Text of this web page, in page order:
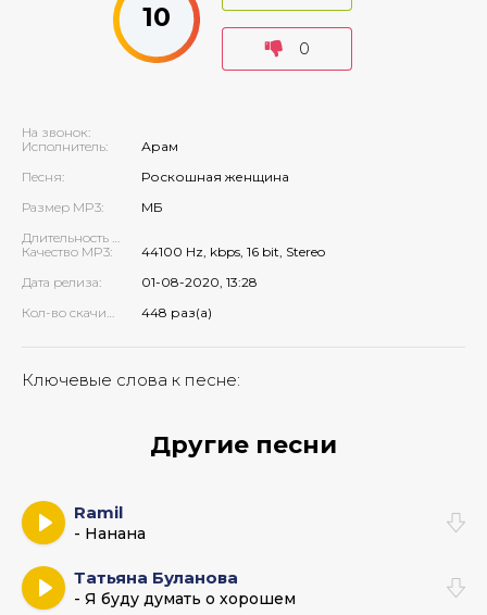
На звонок:
Исполнитель:
Арам
Песня:
Роскошная женщина
Размер MP3:
МБ
Длительность MP3:
Качество MP3:
44100 Hz, kbps, 16 bit, Stereo
Дата релиза:
01-08-2020, 13:28
Кол-во скачиваний:
448 раз(а)
10
0
Ключевые слова к песне:
Другие песни
Ramil
- Нанана
Татьяна Буланова
- Я буду думать о хорошем